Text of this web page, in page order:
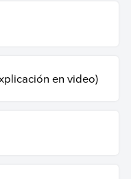
de
de-oraciones-con-
en video)